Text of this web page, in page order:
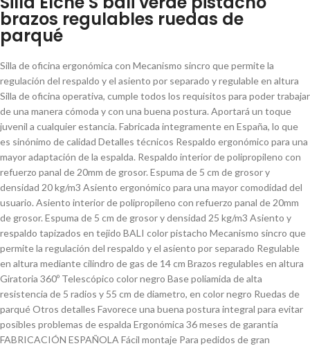
brazos regulables ruedas de
parqué
Silla de oficina ergonómica con Mecanismo sincro que permite la
regulación del respaldo y el asiento por separado y regulable en altura
Silla de oficina operativa, cumple todos los requisitos para poder trabajar
de una manera cómoda y con una buena postura. Aportará un toque
juvenil a cualquier estancia. Fabricada integramente en España, lo que
es sinónimo de calidad Detalles técnicos Respaldo ergonómico para una
mayor adaptación de la espalda. Respaldo interior de polipropileno con
refuerzo panal de 20mm de grosor. Espuma de 5 cm de grosor y
densidad 20 kg/m3 Asiento ergonómico para una mayor comodidad del
usuario. Asiento interior de polipropileno con refuerzo panal de 20mm
de grosor. Espuma de 5 cm de grosor y densidad 25 kg/m3 Asiento y
respaldo tapizados en tejido BALI color pistacho Mecanismo sincro que
permite la regulación del respaldo y el asiento por separado Regulable
en altura mediante cilindro de gas de 14 cm Brazos regulables en altura
Giratoria 360º Telescópico color negro Base poliamida de alta
resistencia de 5 radios y 55 cm de diametro, en color negro Ruedas de
parqué Otros detalles Favorece una buena postura integral para evitar
posibles problemas de espalda Ergonómica 36 meses de garantía
FABRICACIÓN ESPAÑOLA Fácil montaje Para pedidos de gran